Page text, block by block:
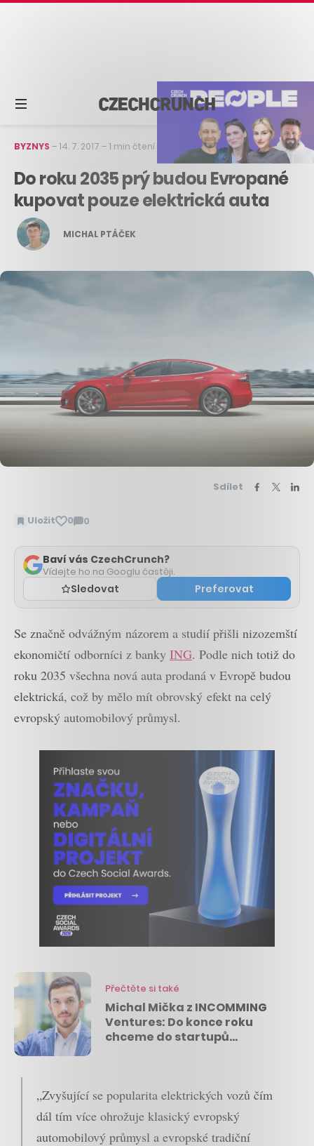
BYZNYS –14. 7. 2017 –1 min čtení
Do roku 2035 prý budou Evropané
kupovat pouze elektrická auta
MICHAL PTÁČEK
Sdílet
Uložit 0 0
Zobrazit
Baví vás CzechCrunch?
Vídejte ho na Googlu častěji.
Sledovat Preferovat
Se značně odvážným názorem a studií přišli nizozemští
ekonomičtí odborníci z banky ING. Podle nich totiž do
roku 2035 všechna nová auta prodaná v Evropě budou
elektrická, což by mělo mít obrovský efekt na celý
evropský automobilový průmysl.
Přečtěte si také
Michal Mička z INCOMMING
Ventures: Do konce roku
chceme do startupů
„Zvyšující se popularita elektrických vozů čím
dál tím více ohrožuje klasický evropský
automobilový průmysl a evropské tradiční